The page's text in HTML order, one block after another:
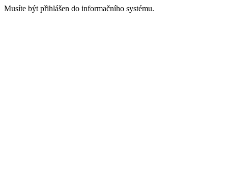
Musíte být přihlášen do informačního systému.